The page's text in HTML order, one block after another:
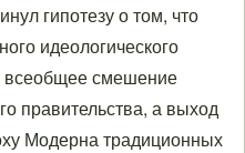
гипотезу о том, что
идеологического
всеобщее смешение
правительства, а выход
Модерна традиционных